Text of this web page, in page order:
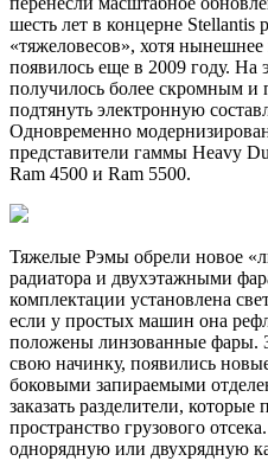
шесть лет в концерне
«тяжеловесов», хотя
появилось еще в 2009 году. На
получилось более скромным и
подтянуть электронную
Одновременно
представители гаммы Heavy
Ram 4500 и Ram 5500.
Тяжелые Рэмы обрели новое
радиатора и двухэтажными
комплектации установлена
если у простых машин она
положены линзованные фары.
свою начинку, появились
боковыми запираемыми
заказать разделители,
пространство грузового
однорядную или двухрядную